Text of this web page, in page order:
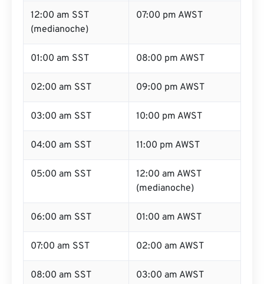
12:00 am SST
(medianoche)
07:00 pm AWST
01:00 am SST 08:00 pm AWST
02:00 am SST 09:00 pm AWST
03:00 am SST 10:00 pm AWST
04:00 am SST 11:00 pm AWST
05:00 am SST
12:00 am AWST
(medianoche)
06:00 am SST 01:00 am AWST
07:00 am SST 02:00 am AWST
08:00 am SST 03:00 am AWST